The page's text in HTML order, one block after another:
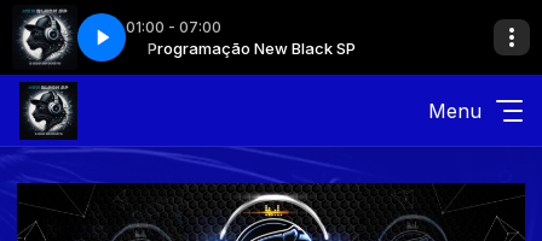
01:00 - 07:00
Programação New Black SP
Menu